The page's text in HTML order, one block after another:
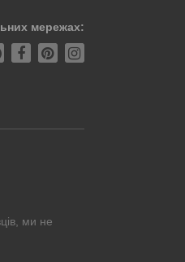
мережах:
ми не